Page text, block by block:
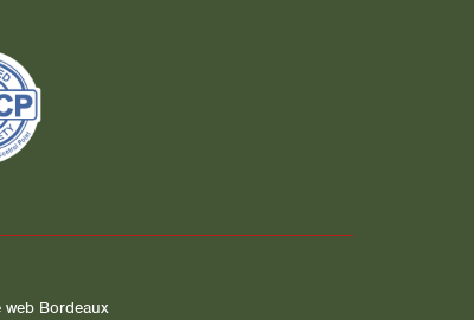
web Bordeaux